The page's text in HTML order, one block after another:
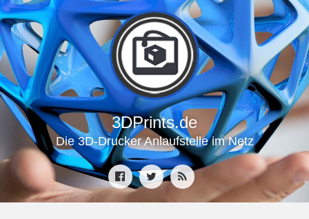
3DPrints.de
Die 3D-Drucker Anlaufstelle im Netz